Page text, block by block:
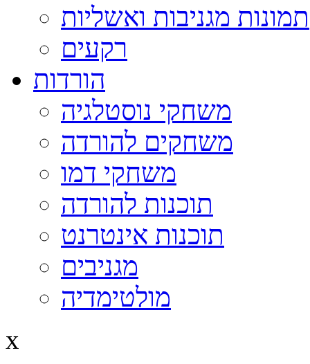
תמונות מגניבות ואשליות
רקעים
הורדות
משחקי נוסטלגיה
משחקים להורדה
משחקי דמו
תוכנות להורדה
תוכנות אינטרנט
מגניבים
מולטימדיה
x